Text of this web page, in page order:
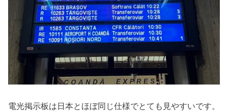
電光掲示板は日本とほぼ同じ仕様でとても見やすいです。